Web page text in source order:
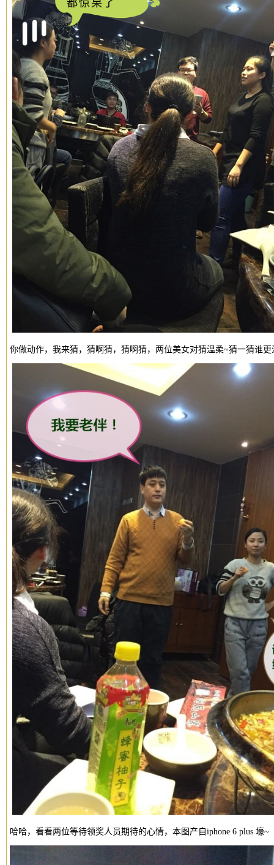
你做动作，我来猜，猜啊猜，猜啊猜，两位美女对猜温柔~猜一猜谁更
哈哈，看看两位等待领奖人员期待的心情，本图产自iphone 6 plus 壕~